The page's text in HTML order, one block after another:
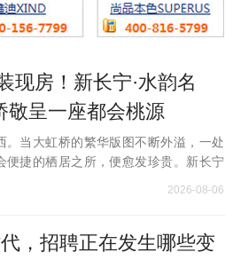
现房！新长宁·水韵名
敬呈一座都会桃源
。当大虹桥的繁华版图不断外溢，一处
便捷的栖居之所，便愈发珍贵。新长宁
正是这样一座由双国企匠心雕琢、以实
2026-08-06
，招聘正在发生哪些变